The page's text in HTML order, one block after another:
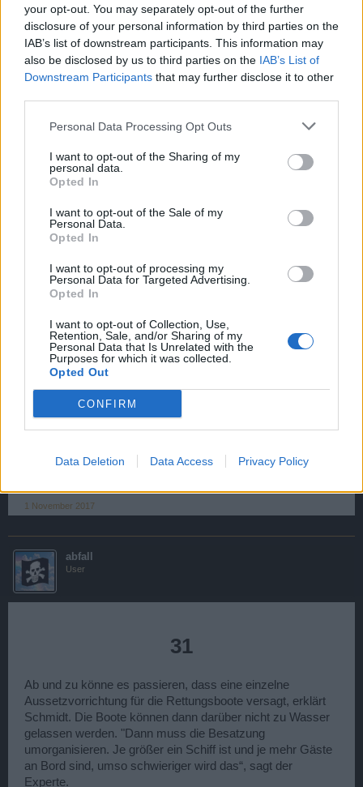
your opt-out. You may separately opt-out of the further
disclosure of your personal information by third parties on the
IAB’s list of downstream participants. This information may
also be disclosed by us to third parties on the IAB’s List of
Downstream Participants that may further disclose it to other
Personal Data Processing Opt Outs
I want to opt-out of the Sharing of my
personal data.
Opted In
I want to opt-out of the Sale of my
Personal Data.
Opted In
I want to opt-out of processing my
Personal Data for Targeted Advertising.
Opted In
I want to opt-out of Collection, Use,
Retention, Sale, and/or Sharing of my
Personal Data that Is Unrelated with the
Purposes for which it was collected.
Opted Out
CONFIRM
Data Deletion Data Access Privacy Policy
abfall
User
33
"Wenn das Schiff abends ausläuft, wird diese Übung meist
am nächsten Morgen gemacht“, sagt Schmidt. Ein
den Kabinen aus.
31 Oktober 2017
abfall
User
An welcher Stelle der Rettungskette kann es Probleme
1 November 2017
abfall
User
31
Ab und zu könne es passieren, dass eine einzelne
Aussetzvorrichtung für die Rettungsboote versagt, erklärt
Schmidt. Die Boote können dann darüber nicht zu Wasser
gelassen werden. "Dann muss die Besatzung
umorganisieren. Je größer ein Schiff ist und je mehr Gäste
an Bord sind, umso schwieriger wird das“, sagt der
Experte.